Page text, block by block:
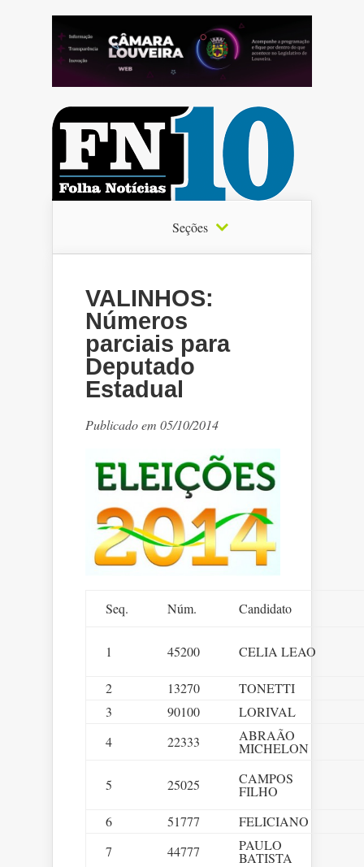
Seções
VALINHOS:
Números
parciais para
Deputado
Estadual
Publicado em 05/10/2014
Seq. Núm. Candidato
1 45200 CELIA LEAO
2 13270
TONETTI
3
90100
LORIVAL
4
22333 ABRAÃO
MICHELON
5 25025 CAMPOS
FILHO
6
51777
FELICIANO
7
44777 PAULO
BATISTA